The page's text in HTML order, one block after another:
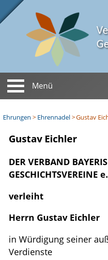
Menü
Berichte
Verein
Satzung
Chronik
Zeitschrift
Mitteilungen
Ehrungen
Ehren­mitgliedschaft
Aventinus-Medaille
Ehrennadel
Kontakt
Links
Ehrungen > Ehrennadel>Gustav
Gustav Eichler
DER VERBAND
GESCHICHTSVEREINE
verleiht
Herrn Gustav Eichler
in Würdigung seiner
Verdienste